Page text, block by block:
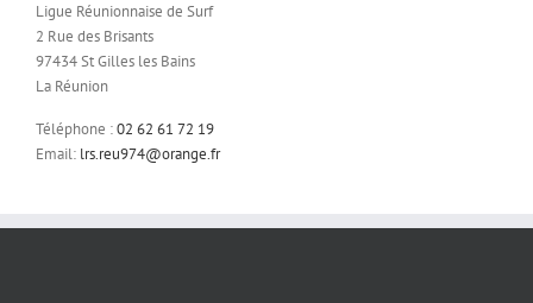
Ligue Réunionnaise de Surf
2 Rue des Brisants
97434 St Gilles les Bains
La Réunion
Téléphone :02 62 61 72 19
Email: lrs.reu974@orange.fr